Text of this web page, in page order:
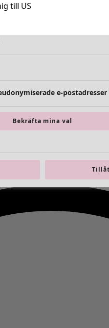
till US
e-postadresser
Bekräfta mina val